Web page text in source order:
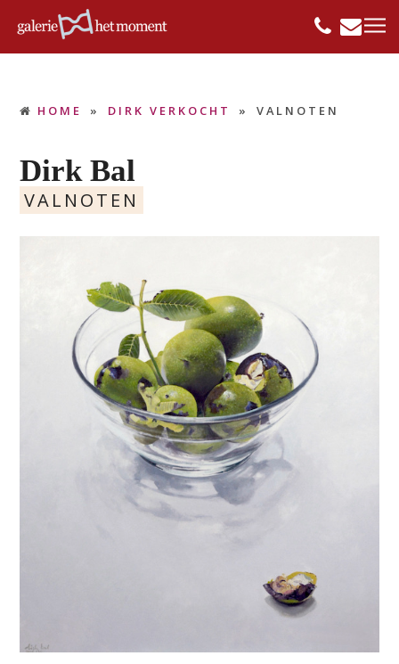
HOME » DIRK VERKOCHT » VALNOTEN
Dirk Bal
VALNOTEN